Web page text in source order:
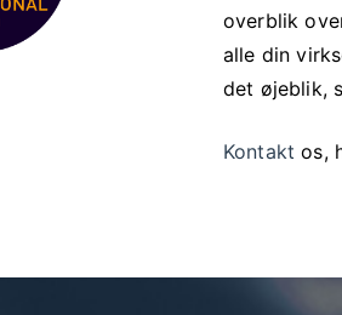
overblik
alle din
det øjeblik,
Kontakt os,